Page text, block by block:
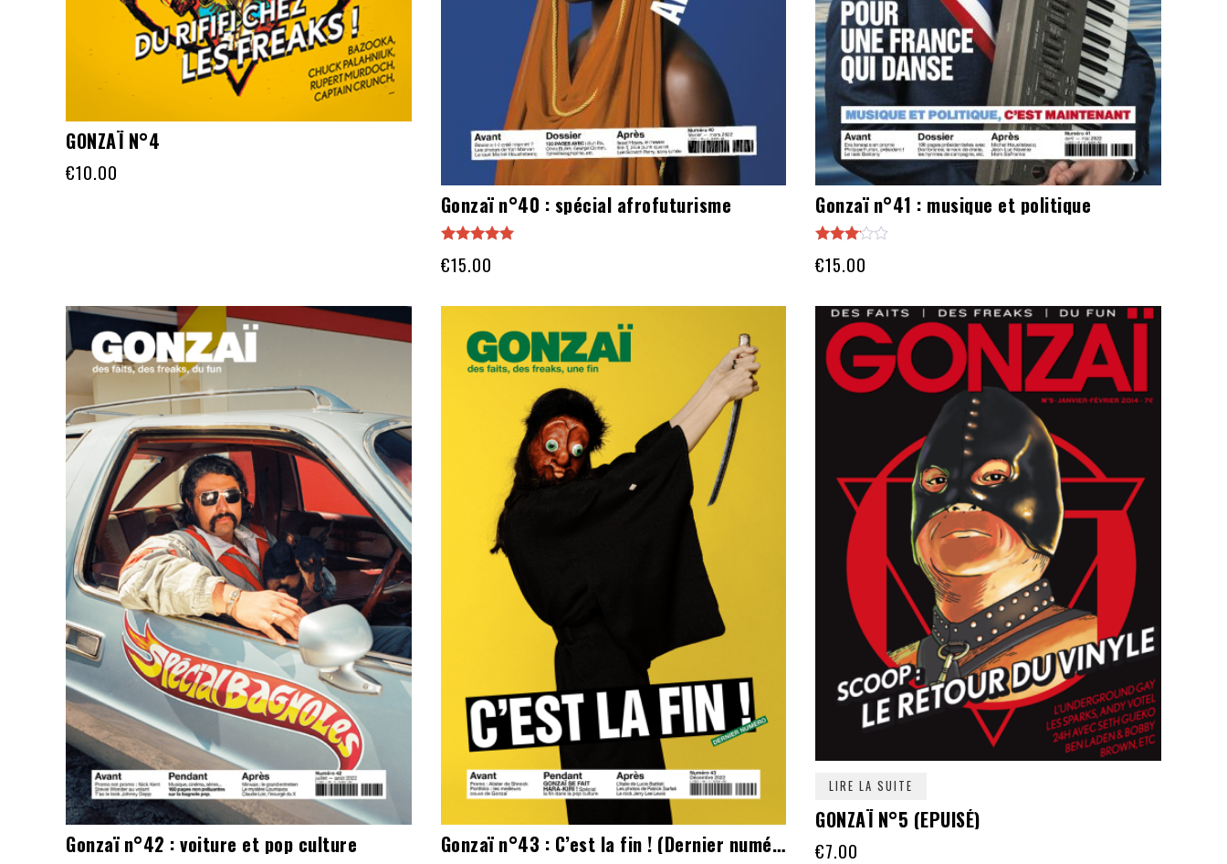
GONZAÏ N°4
€10.00
Gonzaï n°40 : spécial afrofuturisme
5.00
€15.00
Gonzaï n°41 : musique et politique
3.00
€15.00
Gonzaï n°42 : voiture et pop culture Gonzaï n°43 : C’est la fin ! (Dernier numéro)
LIRE LA SUITE
GONZAÏ N°5 (EPUISÉ)
€7.00